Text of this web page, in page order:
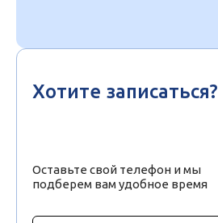
Хотите записаться?
Оставьте свой телефон и мы
подберем вам удобное время